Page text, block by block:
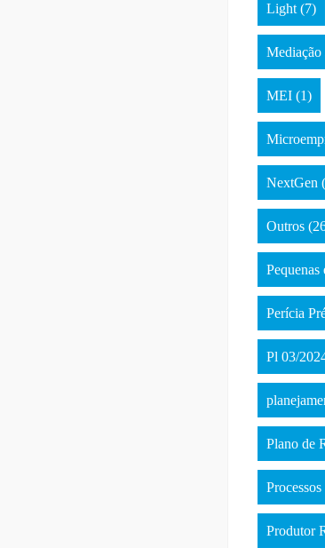
Light (7)
Mediação
MEI (1)
NextGen
Outros
Pequenas
Perícia
Pl 03/
Plano de
Produtor